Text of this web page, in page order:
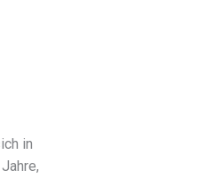
in